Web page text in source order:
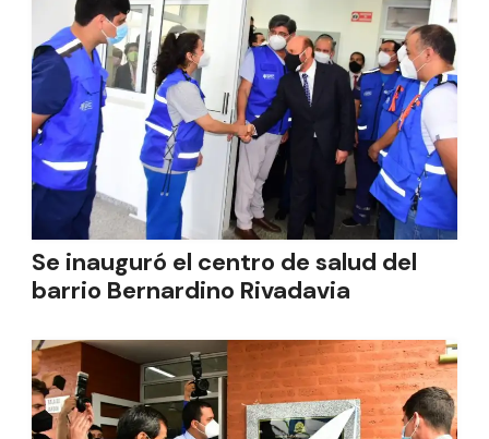
Se inauguró el centro de salud del
barrio Bernardino Rivadavia